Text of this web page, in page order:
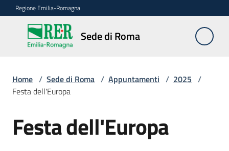
Vai al contenuto
Vai alla navigazione
Vai al footer
Regione Emilia-Romagna
Sede di Roma
Sede
di
Home / Sede di Roma / Appuntamenti / 2025 /
Festa dell'Europa
Salta al contenuto
Festa dell'Europa